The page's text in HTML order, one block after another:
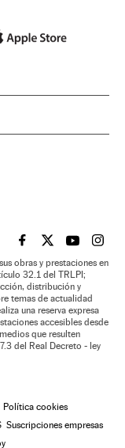
EL PAÍS BRASIL EN
EL PAÍSEL PAÍS
EL
obras y prestaciones en
32.1 del TRLPI;
distribución y
temas de actualidad
una reserva expresa
accesibles desde
que resulten
del Real Decreto - ley
Política cookies
Suscripciones empresas